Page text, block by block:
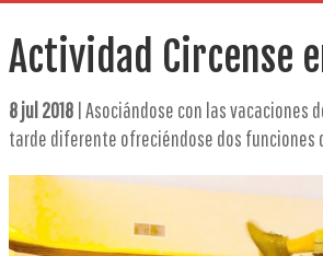
Actividad Circense
8 jul 2018| Asociándose con las vacaciones
tarde diferente ofreciéndose dos funciones